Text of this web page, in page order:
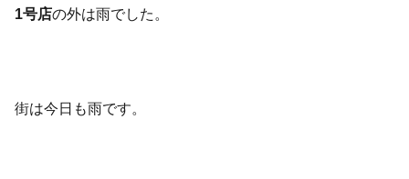
1号店の外は雨でした。
街は今日も雨です。